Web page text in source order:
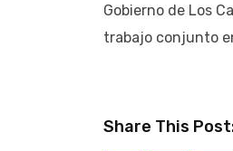
Gobierno de Los
trabajo conjunto
Share This